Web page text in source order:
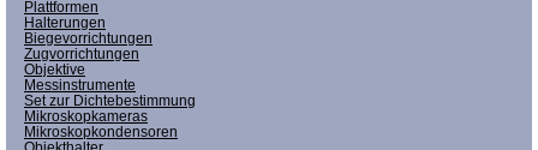
Plattformen
Halterungen
Biegevorrichtungen
Zugvorrichtungen
Objektive
Messinstrumente
Set zur Dichtebestimmung
Mikroskopkameras
Mikroskopkondensoren